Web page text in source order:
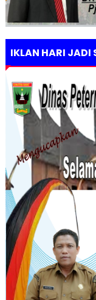
IKLAN HARI JADI